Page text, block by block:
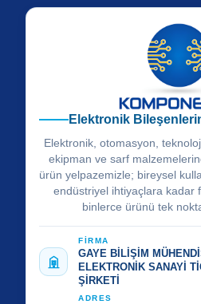
Elektronik
Elektronik, otomasyon,
ekipman ve sarf
ürün yelpazemizle; bireysel
endüstriyel ihtiyaçlara kadar
binlerce ürünü tek
FİRMA
GAYE BİLİŞİM
ELEKTRONİK SANAYİ
ŞİRKETİ
ADRES